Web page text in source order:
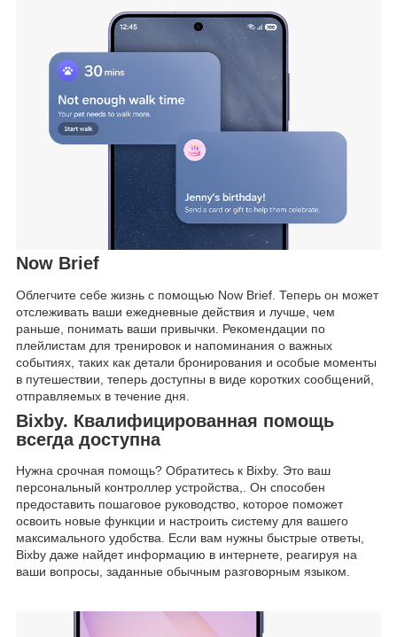
Now Brief
Облегчите себе жизнь с помощью Now Brief. Теперь он может
отслеживать ваши ежедневные действия и лучше, чем
раньше, понимать ваши привычки. Рекомендации по
плейлистам для тренировок и напоминания о важных
событиях, таких как детали бронирования и особые моменты
в путешествии, теперь доступны в виде коротких сообщений,
отправляемых в течение дня.
Bixby. Квалифицированная помощь
всегда доступна
Нужна срочная помощь? Обратитесь к Bixby. Это ваш
персональный контроллер устройства,. Он способен
предоставить пошаговое руководство, которое поможет
освоить новые функции и настроить систему для вашего
максимального удобства. Если вам нужны быстрые ответы,
Bixby даже найдет информацию в интернете, реагируя на
ваши вопросы, заданные обычным разговорным языком.